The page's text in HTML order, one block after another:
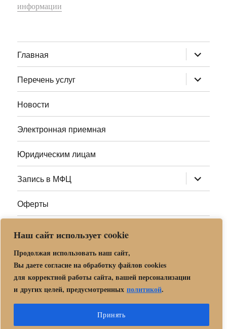
Наш сайт использует cookie
Продолжая использовать наш сайт,
Вы даете согласие на обработку файлов cookies
для корректной работы сайта, вашей персонализации
и других целей, предусмотренных политикой.
Принять
информации
Главная раскрыть
дочернее
меню
Перечень услуг
раскрыть
дочернее
меню
Новости
Электронная приемная
Юридическим лицам
Запись в МФЦ раскрыть
дочернее
меню
Оферты
Адреса МФЦ МО
Центр государственных и муниципальных услуг «Мои
документы» в г. о. Орехово-Зуево
Политика обработки и защиты персональных данных в «МБУ
МФЦ Орехово-Зуевского городского округа Московской области»